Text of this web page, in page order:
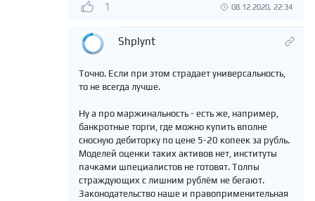
1 08.12.2020, 22:34
Shplynt
Точно. Если при этом страдает универсальность,
то не всегда лучше.
Ну а про маржинальность - есть же, например,
банкротные торги, где можно купить вполне
сносную дебиторку по цене 5-20 копеек за рубль.
Моделей оценки таких активов нет, институты
пачками шпециалистов не готовят. Толпы
страждующих с лишним рублём не бегают.
Законодательство наше и правоприменительная